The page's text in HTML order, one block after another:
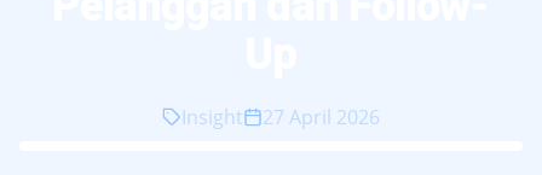
Insight 27 April 2026